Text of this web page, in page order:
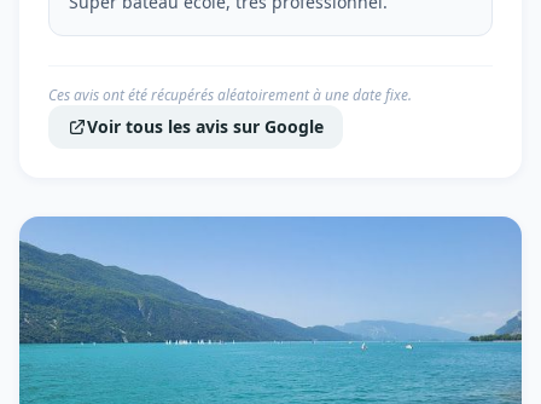
Ces avis ont été récupérés aléatoirement à une date fixe.
Voir tous les avis sur Google